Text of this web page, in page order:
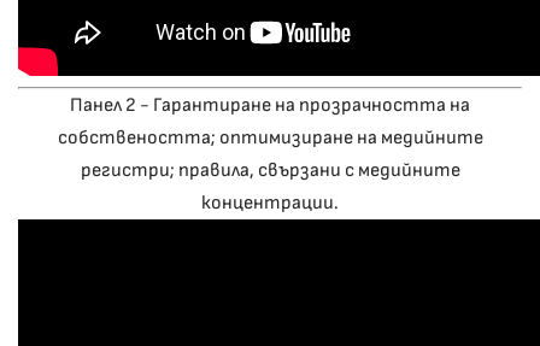
Панел 2 - Гарантиране на прозрачността на
собствеността; оптимизиране на медийните
регистри; правила, свързани с медийните
концентрации.